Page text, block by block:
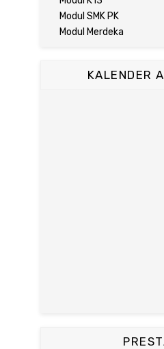
Modul SMK PK
Modul Merdeka
KALENDER